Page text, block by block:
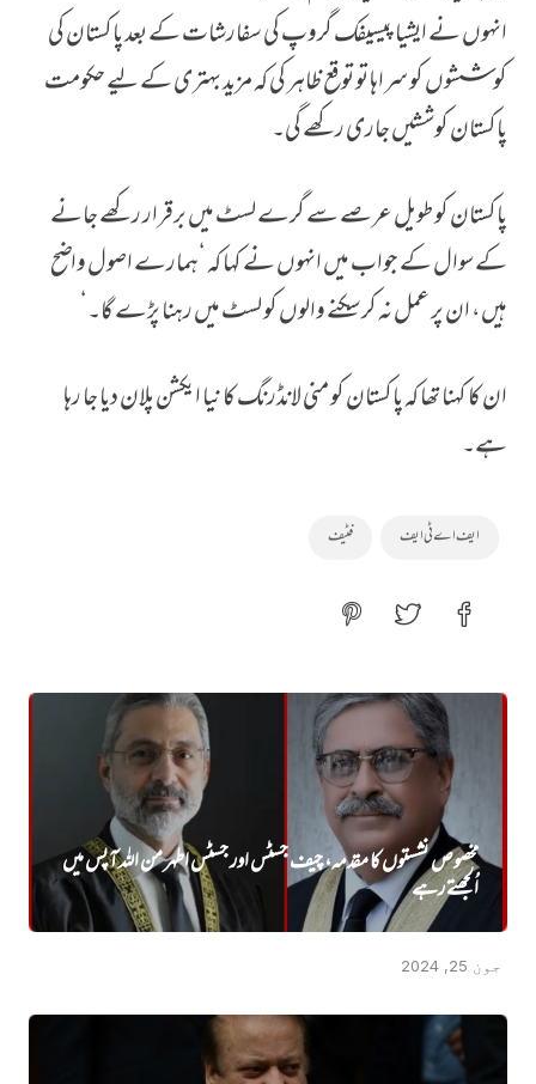
انہوں نے ایشیا پیسیفک گروپ کی سفارشات کے بعد پاکستان کی
کوششوں کو سراہا تو توقع ظاہر کی کہ مزید بہتری کے لیے حکومت
پاکستان کوششیں جاری رکھے گی۔
پاکستان کو طویل عرصے سے گرے لسٹ میں برقرار رکھے جانے
کے سوال کے جواب میں انہوں نے کہا کہ ‘ہمارے اصول واضح
ہیں، ان پر عمل نہ کر سکنے والوں کو لسٹ میں رہنا پڑے گا۔‘
ان کا کہنا تھا کہ پاکستان کو منی لانڈرنگ کا نیا ایکشن پلان دیا جا رہا
ہے۔
ایف اے ٹی ایف فٹیف
مخصوص نشستوں کا مقدمہ، چیف جسٹس اور جسٹس اطہر من اللہ آپس میں
اُلجھتے رہے
جون 25, 2024